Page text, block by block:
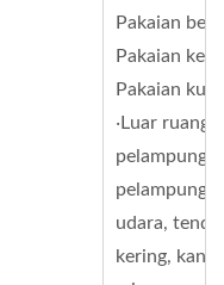
Pakaian
Pakaian
Pakaian
‧Luar
pelampung,
pelampung,
udara,
kering,